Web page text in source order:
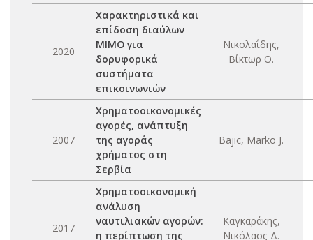
2020
Χαρακτηριστικά και
επίδοση διαύλων
ΜΙΜΟ για
δορυφορικά
συστήματα
επικοινωνιών
Νικολαΐδης,
Βίκτωρ Θ.
2007
Χρηματοοικονομικές
αγορές, ανάπτυξη
της αγοράς
χρήματος στη
Σερβία
Bajic, Marko J.
2017
Χρηματοοικονομική
ανάλυση
ναυτιλιακών αγορών:
η περίπτωση της
Καγκαράκης,
Νικόλαος Δ.